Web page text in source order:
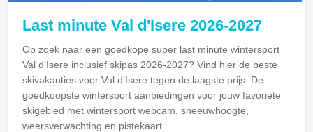
Last minute Val d'Isere 2026-2027
Op zoek naar een goedkope super last minute wintersport
Val d'Isere inclusief skipas 2026-2027? Vind hier de beste
skivakanties voor Val d'Isere tegen de laagste prijs. De
goedkoopste wintersport aanbiedingen voor jouw favoriete
skigebied met wintersport webcam, sneeuwhoogte,
weersverwachting en pistekaart.